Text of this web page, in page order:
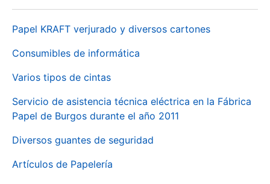
Papel KRAFT verjurado y diversos cartones
Consumibles de informática
Varios tipos de cintas
Servicio de asistencia técnica eléctrica en la Fábrica
Papel de Burgos durante el año 2011
Diversos guantes de seguridad
Artículos de Papelería